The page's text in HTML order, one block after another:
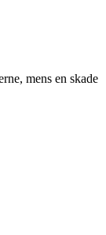
mens en skade